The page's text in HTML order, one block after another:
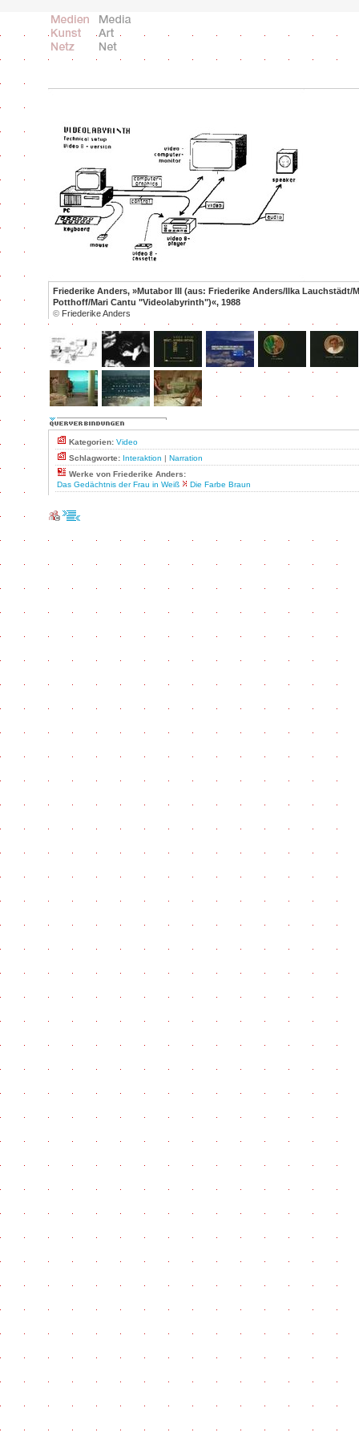
Friederike Anders, »Mutabor III (aus: Friederike Anders/Ilka Lauchstädt/
Potthoff/Mari Cantu "Videolabyrinth")«, 1988
© Friederike Anders
Kategorien: Video
Schlagworte: Interaktion | Narration
Werke von Friederike Anders:
Das Gedächtnis der Frau in Weiß
Die Farbe Braun